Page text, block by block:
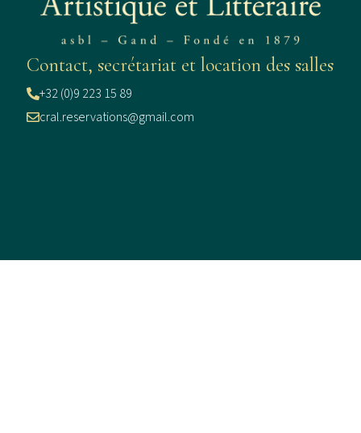
Contact, secrétariat et location des salles
+32 (0)9 223 15 89
cral.reservations@gmail.com